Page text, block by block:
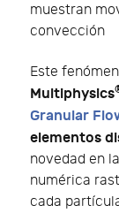
muestran
convección
Este
Multiphysics
Granular
elementos
novedad en
numérica
cada